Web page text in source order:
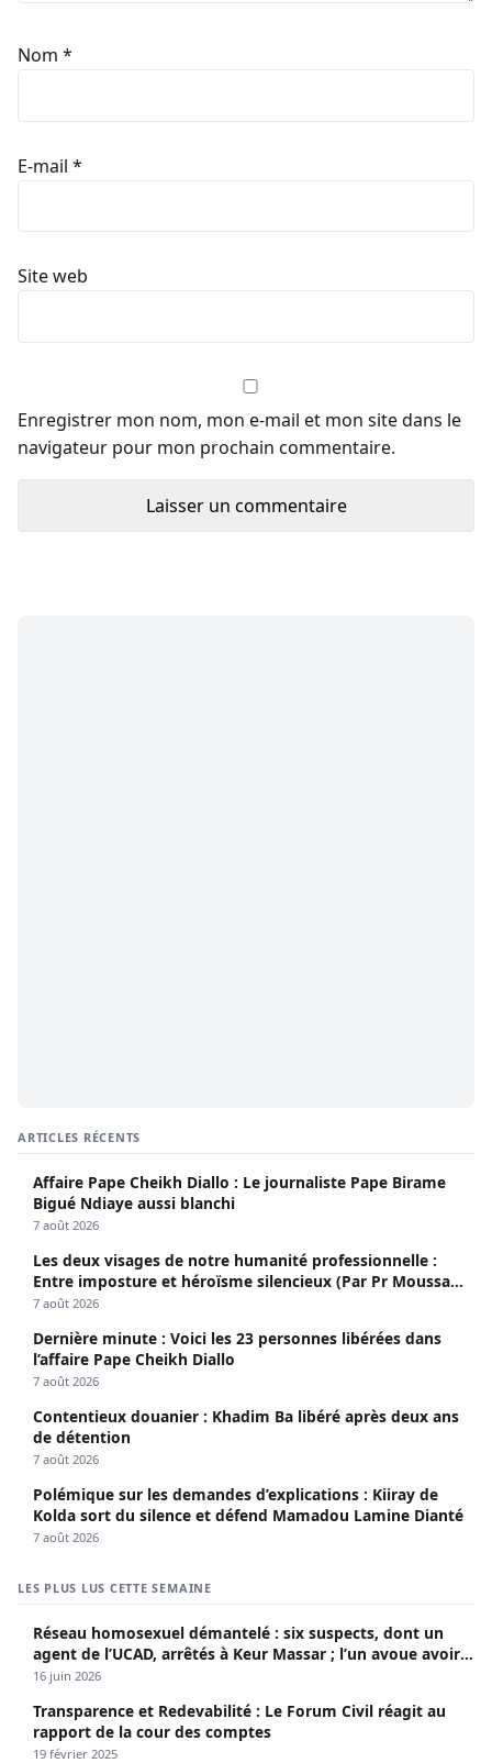
Nom *
E-mail *
Site web
Enregistrer mon nom, mon e-mail et mon site dans le
navigateur pour mon prochain commentaire.
ARTICLES RÉCENTS
Affaire Pape Cheikh Diallo : Le journaliste Pape Birame
Bigué Ndiaye aussi blanchi
7 août 2026
Les deux visages de notre humanité professionnelle :
Entre imposture et héroïsme silencieux (Par Pr Moussa
Seydi)
7 août 2026
Dernière minute : Voici les 23 personnes libérées dans
l’affaire Pape Cheikh Diallo
7 août 2026
Contentieux douanier : Khadim Ba libéré après deux ans
de détention
7 août 2026
Polémique sur les demandes d’explications : Kiiray de
Kolda sort du silence et défend Mamadou Lamine Dianté
7 août 2026
LES PLUS LUS CETTE SEMAINE
Réseau homosexuel démantelé : six suspects, dont un
agent de l’UCAD, arrêtés à Keur Massar ; l’un avoue avoir
propagé le VIH depuis 2018
16 juin 2026
Transparence et Redevabilité : Le Forum Civil réagit au
rapport de la cour des comptes
19 février 2025